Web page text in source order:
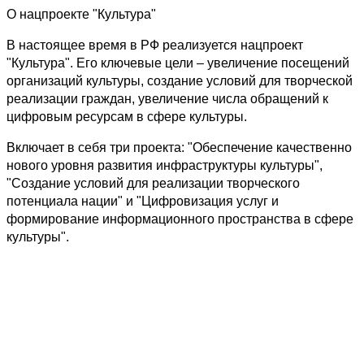
О нацпроекте "Культура"
В настоящее время в РФ реализуется нацпроект
"Культура". Его ключевые цели – увеличение посещений
организаций культуры, создание условий для творческой
реализации граждан, увеличение числа обращений к
цифровым ресурсам в сфере культуры.
Включает в себя три проекта: "Обеспечение качественно
нового уровня развития инфраструктуры культуры",
"Создание условий для реализации творческого
потенциала нации" и "Цифровизация услуг и
формирование информационного пространства в сфере
культуры".